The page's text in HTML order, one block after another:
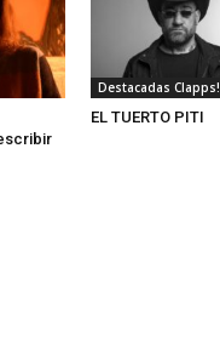
Destacadas Clapps!
EL TUERTO PITI